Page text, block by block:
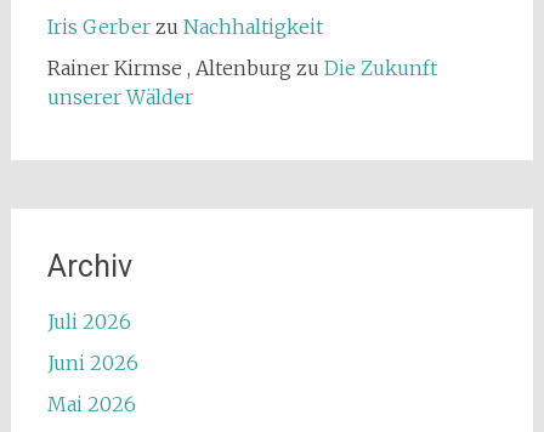
Iris Gerberzu Nachhaltigkeit
Rainer Kirmse , Altenburg zu Die Zukunft
unserer Wälder
Archiv
Juli 2026
Juni 2026
Mai 2026